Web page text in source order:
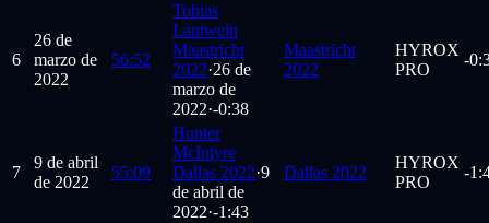
6
26 de
marzo de
2022
56:52
Tobias
Lautwein
Maastricht
2022·26 de
marzo de
2022·-0:38
Maastricht
2022
HYROX
PRO
-
7
9 de abril
de 2022
55:09
Hunter
McIntyre
Dallas 2022·9
de abril de
2022·-1:43
Dallas 2022
HYROX
PRO
-